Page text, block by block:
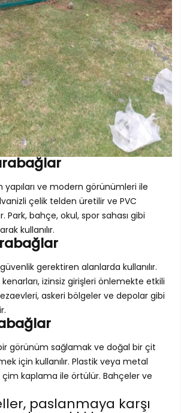
yapıları ve modern görünümleri ile
çelik telden üretilir ve PVC
Park, bahçe, okul, spor sahası gibi
kullanılır.
gerektiren alanlarda kullanılır.
izinsiz girişleri önlemekte etkili
askeri bölgeler ve depolar gibi
görünüm sağlamak ve doğal bir çit
için kullanılır. Plastik veya metal
kaplama ile örtülür. Bahçeler ve
paslanmaya karşı